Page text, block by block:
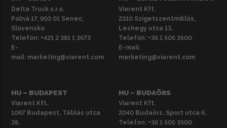
Delta Truck s.r.o.
Poľná 17, 903 01 Senec,
Slovensko
Telefón: +421 2 381 1 3673
E-
mail: marketing@viarent.com
Viarent Kft.
2310 Szigetszentmiklós,
Leshegy utca 13.
Telefón: +36 1 505 3500
E-mail:
marketing@viarent.com
HU – BUDAPEST
Viarent Kft.
1097 Budapest, Táblás utca
38.
HU – BUDAÖRS
Viarent Kft.
2040 Budaörs, Sport utca 6.
Telefon: +36 1 505 3500